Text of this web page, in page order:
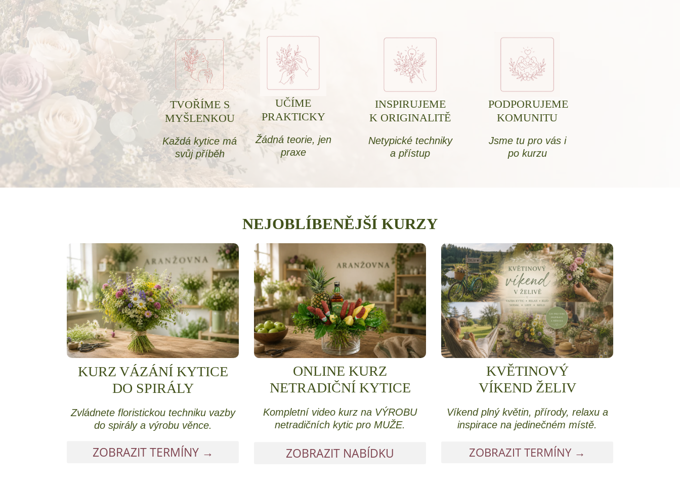
TVOŘÍME S
MYŠLENKOU
Každá kytice má
svůj příběh
UČÍME
PRAKTICKY
Žádná teorie, jen
praxe
INSPIRUJEME
K ORIGINALITĚ
Netypické techniky
a přístup
PODPORUJEME
KOMUNITU
Jsme tu pro vás i
po kurzu
NEJOBLÍBENĚJŠÍ KURZY
KURZ VÁZÁNÍ KYTICE
DO SPIRÁLY
Zvládnete floristickou techniku vazby
do spirály a výrobu věnce.
ZOBRAZIT TERMÍNY →
ONLINE KURZ
NETRADIČNÍ KYTICE
Kompletní video kurz na VÝROBU
netradičních kytic pro MUŽE.
ZOBRAZIT NABÍDKU
KVĚTINOVÝ
VÍKEND ŽELIV
Víkend plný květin, přírody, relaxu a
inspirace na jedinečném místě.
ZOBRAZIT TERMÍNY →